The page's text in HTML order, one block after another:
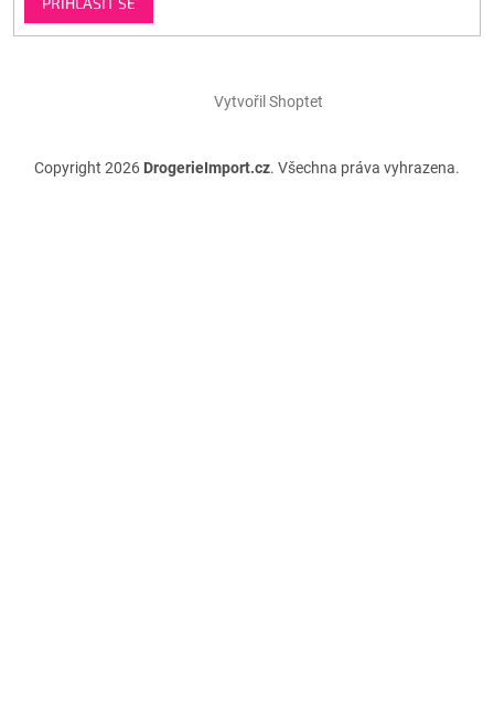
Vytvořil Shoptet
Copyright 2026 DrogerieImport.cz. Všechna práva vyhrazena.